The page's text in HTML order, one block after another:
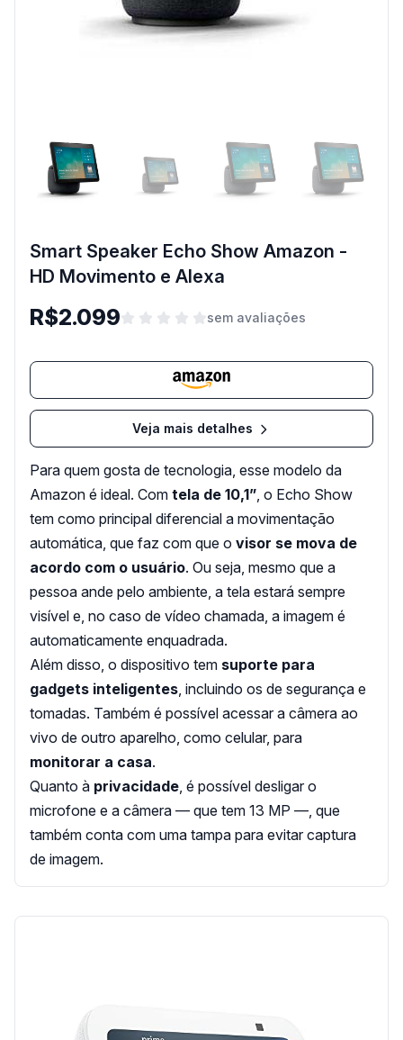
Smart Speaker Echo Show Amazon -
HD Movimento e Alexa
R$2.099 sem avaliações
Veja mais detalhes
Para quem gosta de tecnologia, esse modelo da
Amazon é ideal. Com tela de 10,1”, o Echo Show
tem como principal diferencial a movimentação
automática, que faz com que o visor se mova de
acordo com o usuário. Ou seja, mesmo que a
pessoa ande pelo ambiente, a tela estará sempre
visível e, no caso de vídeo chamada, a imagem é
automaticamente enquadrada.
Além disso, o dispositivo tem suporte para
gadgets inteligentes, incluindo os de segurança e
tomadas. Também é possível acessar a câmera ao
vivo de outro aparelho, como celular, para
monitorar a casa.
Quanto à privacidade, é possível desligar o
microfone e a câmera — que tem 13 MP —, que
também conta com uma tampa para evitar captura
de imagem.